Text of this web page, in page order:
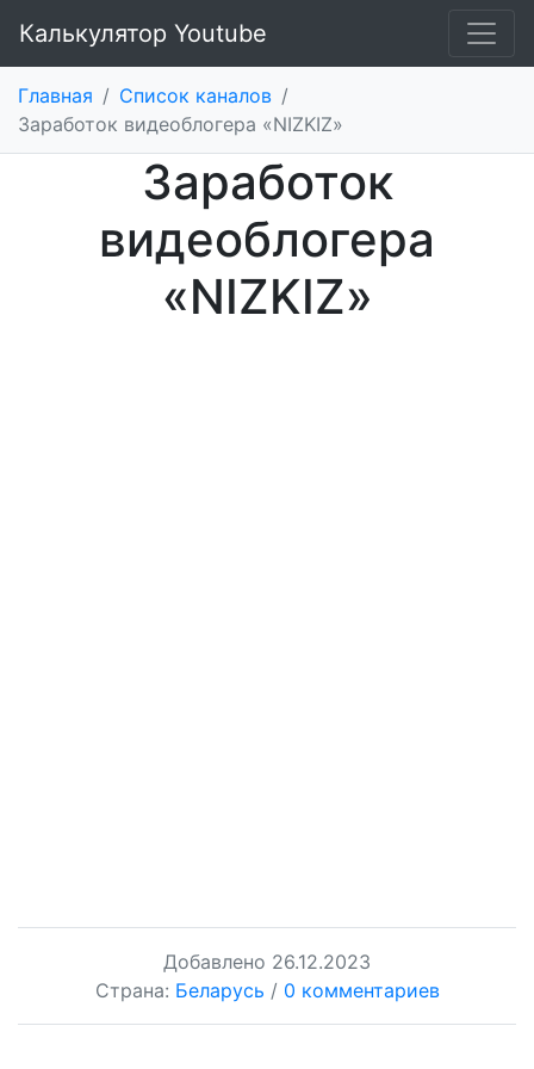
Калькулятор Youtube
Главная / Список каналов /
Заработок видеоблогера «NIZKIZ»
Заработок
видеоблогера
«NIZKIZ»
Добавлено 26.12.2023
Страна: Беларусь / 0 комментариев